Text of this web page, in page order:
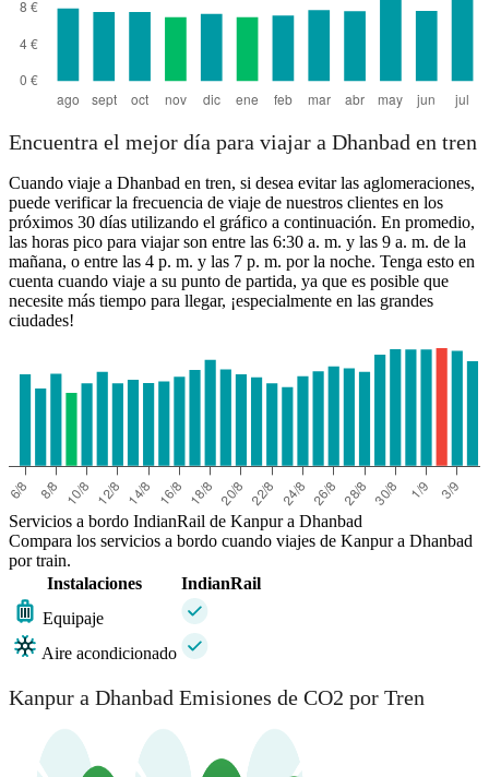
Encuentra el mejor día para viajar a Dhanbad en tren
Cuando viaje a Dhanbad en tren, si desea evitar las aglomeraciones,
puede verificar la frecuencia de viaje de nuestros clientes en los
próximos 30 días utilizando el gráfico a continuación. En promedio,
las horas pico para viajar son entre las 6:30 a. m. y las 9 a. m. de la
mañana, o entre las 4 p. m. y las 7 p. m. por la noche. Tenga esto en
cuenta cuando viaje a su punto de partida, ya que es posible que
necesite más tiempo para llegar, ¡especialmente en las grandes
ciudades!
Servicios a bordo IndianRail de Kanpur a Dhanbad
Compara los servicios a bordo cuando viajes de Kanpur a Dhanbad
por train.
Instalaciones
IndianRail
Equipaje
Aire acondicionado
Kanpur a Dhanbad Emisiones de CO2 por Tren